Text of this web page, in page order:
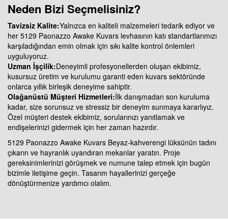
Neden Bizi Seçmelisiniz?
Tavizsiz Kalite:Yalnızca en kaliteli malzemeleri tedarik ediyor ve
her 5129 Paonazzo Awake Kuvars levhasının katı standartlarımızı
karşıladığından emin olmak için sıkı kalite kontrol önlemleri
uyguluyoruz.
Uzman İşçilik:Deneyimli profesyonellerden oluşan ekibimiz,
kusursuz üretim ve kurulumu garanti eden kuvars sektöründe
onlarca yıllık birleşik deneyime sahiptir.
Olağanüstü Müşteri Hizmetleri:İlk danışmadan son kuruluma
kadar, size sorunsuz ve stressiz bir deneyim sunmaya kararlıyız.
Özel müşteri destek ekibimiz, sorularınızı yanıtlamak ve
endişelerinizi gidermek için her zaman hazırdır.
5129 Paonazzo Awake Kuvars Beyaz-kahverengi lüksünün tadını
çıkarın ve hayranlık uyandıran mekanlar yaratın. Proje
gereksinimlerinizi görüşmek ve numune talep etmek için bugün
bizimle iletişime geçin. Tasarım hayallerinizi gerçeğe
dönüştürmenize yardımcı olalım.